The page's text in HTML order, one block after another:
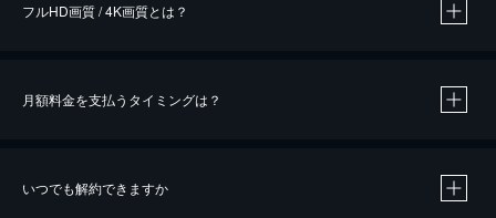
※40％ポイント還元の対象は、クレジットカード決済による作品の購入 / レンタルです。
iOSアプリのUコイン決済による作品の購入 / レンタルは、20％のポイント還元です。
フルHD画質 / 4K画質とは？
月額料金を支払うタイミングは？
いつでも解約できますか